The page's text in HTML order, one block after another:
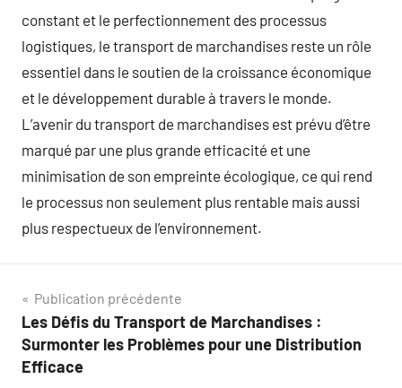
constant et le perfectionnement des processus
logistiques, le transport de marchandises reste un rôle
essentiel dans le soutien de la croissance économique
et le développement durable à travers le monde.
L’avenir du transport de marchandises est prévu d’être
marqué par une plus grande efficacité et une
minimisation de son empreinte écologique, ce qui rend
le processus non seulement plus rentable mais aussi
plus respectueux de l’environnement.
Navigation
de
l’article
Publication précédente
Les Défis du Transport de Marchandises :
Surmonter les Problèmes pour une Distribution
Efficace